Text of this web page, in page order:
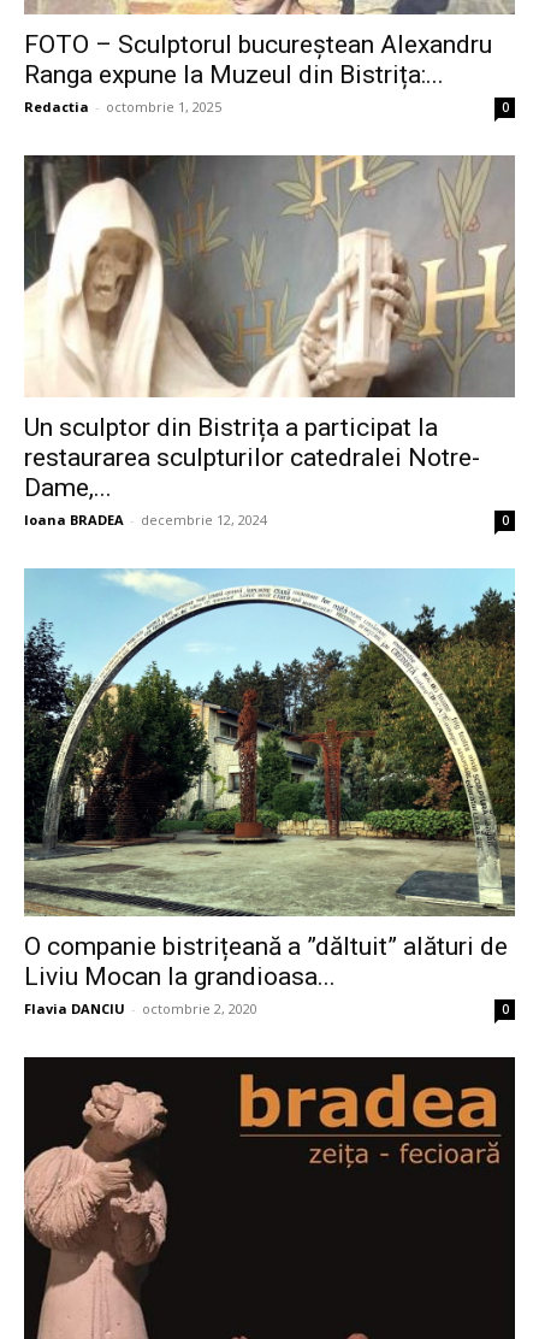
FOTO – Sculptorul bucureștean Alexandru
Ranga expune la Muzeul din Bistrița:...
Redactia - octombrie 1, 2025 0
Un sculptor din Bistrița a participat la
restaurarea sculpturilor catedralei Notre-
Dame,...
Ioana BRADEA - decembrie 12, 2024 0
O companie bistrițeană a ”dăltuit” alături de
Liviu Mocan la grandioasa...
Flavia DANCIU - octombrie 2, 2020 0